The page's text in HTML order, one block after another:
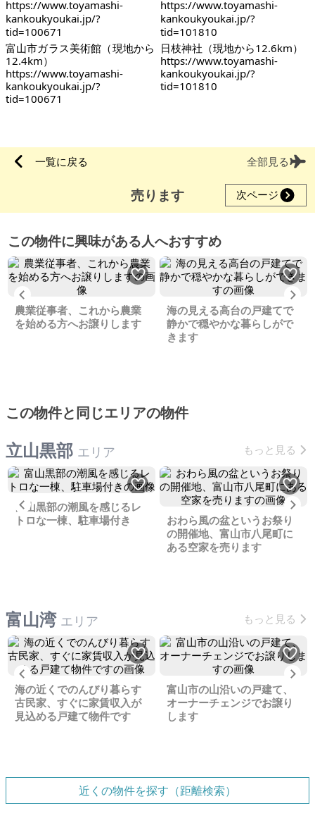
富山市ガラス美術館（現地から
12.4km）
https://www.toyamashi-
kankoukyoukai.jp/?
tid=100671
日枝神社（現地から12.6km）
https://www.toyamashi-
kankoukyoukai.jp/?
tid=101810
一覧に戻る 全部見る
売ります 次ページ
この物件に興味がある人へおすすめ
農業従事者、これから農業
を始める方へお譲りします
海の見える高台の戸建てで
静かで穏やかな暮らしがで
きます
この物件と同じエリアの物件
立山黒部 エリア もっと見る
Previous
富山黒部の潮風を感じるレ
トロな一棟、駐車場付き
おわら風の盆というお祭り
の開催地、富山市八尾町に
ある空家を売ります
富山湾 エリア もっと見る
Previous
海の近くでのんびり暮らす
古民家、すぐに家賃収入が
見込める戸建て物件です
富山市の山沿いの戸建て、
オーナーチェンジでお譲り
します
近くの物件を探す（距離検索）